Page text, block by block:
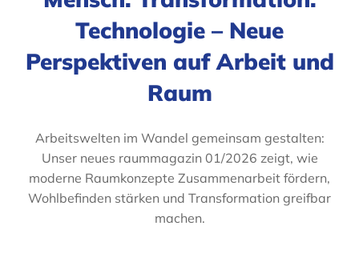
Technologie – Neue
Perspektiven auf Arbeit und
Raum
Arbeitswelten im Wandel gemeinsam gestalten:
Unser neues raummagazin 01/2026 zeigt, wie
moderne Raumkonzepte Zusammenarbeit fördern,
Wohlbefinden stärken und Transformation greifbar
machen.